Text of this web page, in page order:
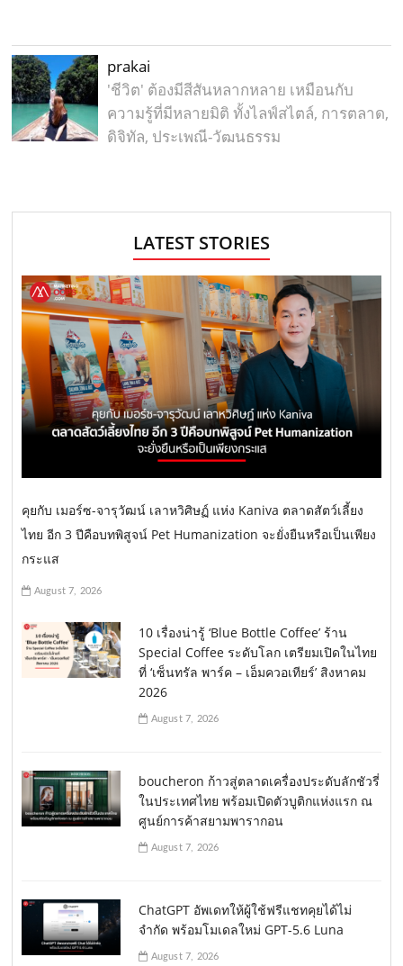
prakai
'ชีวิต' ต้องมีสีสันหลากหลาย เหมือนกับ
ความรู้ที่มีหลายมิติ ทั้งไลฟ์สไตล์, การตลาด,
ดิจิทัล, ประเพณี-วัฒนธรรม
LATEST STORIES
คุยกับ เมอร์ซ-จารุวัฒน์ เลาหวิศิษฏ์ แห่ง Kaniva ตลาดสัตว์เลี้ยง
ไทย อีก 3 ปีคือบทพิสูจน์ Pet Humanization จะยั่งยืนหรือเป็นเพียง
กระแส
August 7, 2026
10 เรื่องน่ารู้ ‘Blue Bottle Coffee’ ร้าน
Special Coffee ระดับโลก เตรียมเปิดในไทย
ที่ ‘เซ็นทรัล พาร์ค – เอ็มควอเทียร์’ สิงหาคม
2026
August 7, 2026
boucheron ก้าวสู่ตลาดเครื่องประดับลักชัวรี่
ในประเทศไทย พร้อมเปิดตัวบูติกแห่งแรก ณ
ศูนย์การค้าสยามพารากอน
August 7, 2026
ChatGPT อัพเดทให้ผู้ใช้ฟรีแชทคุยได้ไม่
จำกัด พร้อมโมเดลใหม่ GPT-5.6 Luna
August 7, 2026